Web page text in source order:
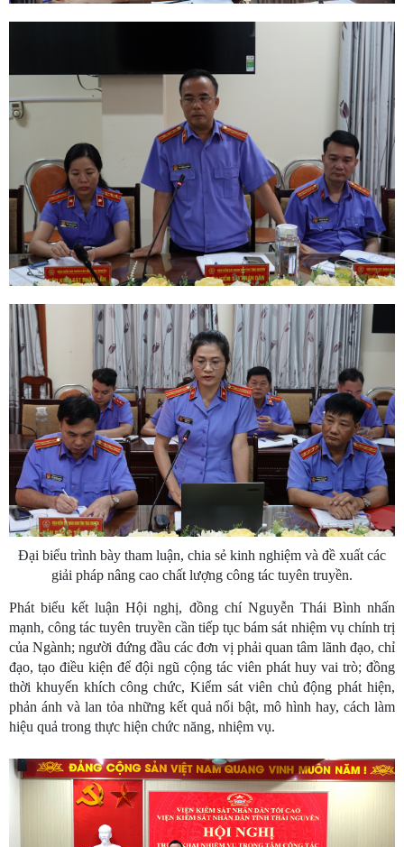
Đại biểu trình bày tham luận, chia sẻ kinh nghiệm và đề xuất các
giải pháp nâng cao chất lượng công tác tuyên truyền.
Phát biểu kết luận Hội nghị, đồng chí Nguyễn Thái Bình nhấn
mạnh, công tác tuyên truyền cần tiếp tục bám sát nhiệm vụ chính trị
của Ngành; người đứng đầu các đơn vị phải quan tâm lãnh đạo, chỉ
đạo, tạo điều kiện để đội ngũ cộng tác viên phát huy vai trò; đồng
thời khuyến khích công chức, Kiểm sát viên chủ động phát hiện,
phản ánh và lan tỏa những kết quả nổi bật, mô hình hay, cách làm
hiệu quả trong thực hiện chức năng, nhiệm vụ.